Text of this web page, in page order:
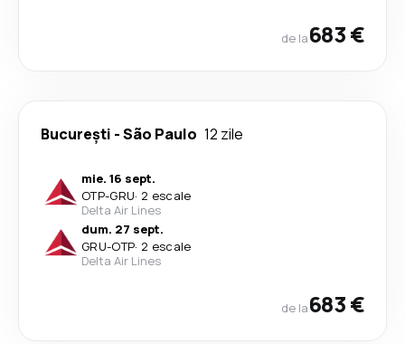
de la683 €
București -São Paulo 12 zile
mie. 16 sept.
OTP-GRU· 2 escale
Delta Air Lines
dum. 27 sept.
GRU-OTP· 2 escale
Delta Air Lines
de la683 €